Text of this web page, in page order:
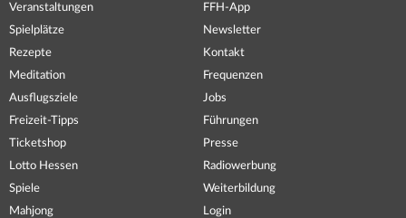
Veranstaltungen
Spielplätze
Rezepte
Meditation
Ausflugsziele
Freizeit-Tipps
Ticketshop
Lotto Hessen
Spiele
Mahjong
FFH-App
Newsletter
Kontakt
Frequenzen
Jobs
Führungen
Presse
Radiowerbung
Weiterbildung
Login